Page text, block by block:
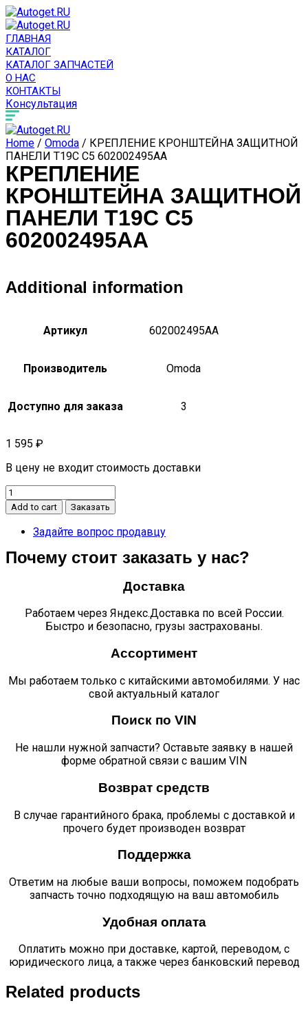
ГЛАВНАЯ
КАТАЛОГ
КАТАЛОГ ЗАПЧАСТЕЙ
О НАС
КОНТАКТЫ
Консультация
Home / Omoda / КРЕПЛЕНИЕ КРОНШТЕЙНА ЗАЩИТНОЙ
ПАНЕЛИ T19C C5 602002495AA
КРЕПЛЕНИЕ
КРОНШТЕЙНА ЗАЩИТНОЙ
ПАНЕЛИ T19C C5
602002495AA
Additional information
Артикул 602002495AA
Производитель Omoda
Доступно для заказа 3
1 595 ₽
В цену не входит стоимость доставки
КРЕПЛЕНИЕ
КРОНШТЕЙНА
ЗАЩИТНОЙ
ПАНЕЛИ
C5
602002495AA
Add to cart Заказать
Задайте вопрос продавцу
Почему стоит заказать у нас?
Доставка
Работаем через Яндекс.Доставка по всей России.
Быстро и безопасно, грузы застрахованы.
Ассортимент
Мы работаем только с китайскими автомобилями. У нас
свой актуальный каталог
Поиск по VIN
Не нашли нужной запчасти? Оставьте заявку в нашей
форме обратной связи с вашим VIN
Возврат средств
В случае гарантийного брака, проблемы с доставкой и
прочего будет производен возврат
Поддержка
Ответим на любые ваши вопросы, поможем подобрать
запчасть точно подходящую на ваш автомобиль
Удобная оплата
Оплатить можно при доставке, картой, переводом, с
юридического лица, а также через банковский перевод
Related products